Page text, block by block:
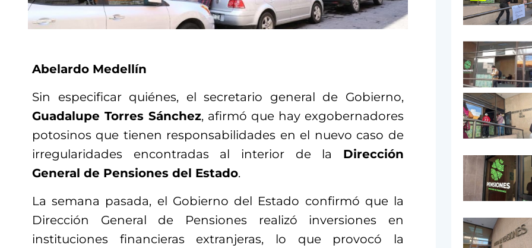
Abelardo Medellín
Sin especificar quiénes, el secretario general de Gobierno,
Guadalupe Torres Sánchez, afirmó que hay exgobernadores
potosinos que tienen responsabilidades en el nuevo caso de
irregularidades encontradas al interior de la Dirección
General de Pensiones del Estado.
La semana pasada, el Gobierno del Estado confirmó que la
Dirección General de Pensiones realizó inversiones en
instituciones financieras extranjeras, lo que provocó la